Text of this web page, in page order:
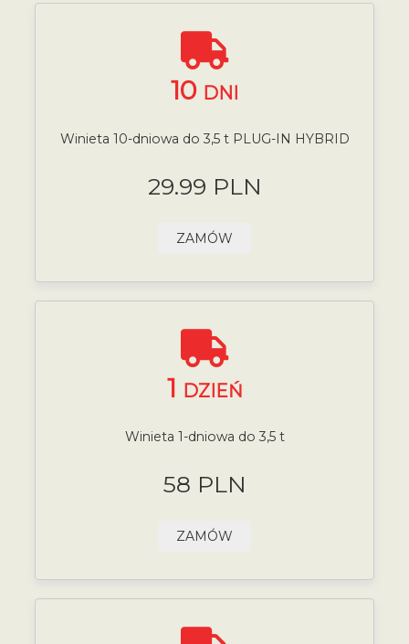
10 DNI
Winieta 10-dniowa do 3,5 t PLUG-IN HYBRID
29.99 PLN
ZAMÓW
1 DZIEŃ
Winieta 1-dniowa do 3,5 t
58 PLN
ZAMÓW